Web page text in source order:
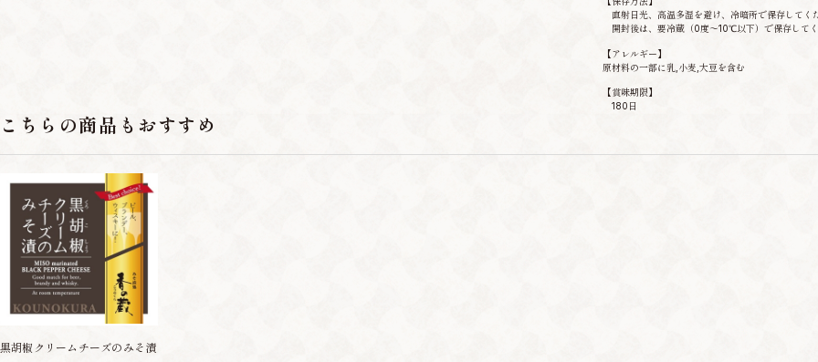
直射日光、高温多湿を避け、冷暗所で保存してく
開封後は、要冷蔵（0度～10℃以下）で保存して
【アレルギー】
原材料の一部に乳,小麦,大豆を含む
【賞味期限】
180日
こちらの商品もおすすめ
黒胡椒クリームチーズのみそ漬